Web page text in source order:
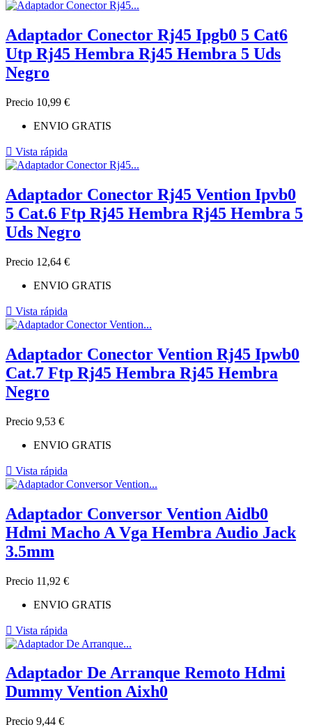
Adaptador Conector Rj45 Ipgb0 5 Cat6
Utp Rj45 Hembra Rj45 Hembra 5 Uds
Negro
Precio 10,99 €
ENVIO GRATIS
 Vista rápida
Adaptador Conector Rj45 Vention Ipvb0
5 Cat.6 Ftp Rj45 Hembra Rj45 Hembra 5
Uds Negro
Precio 12,64 €
ENVIO GRATIS
 Vista rápida
Adaptador Conector Vention Rj45 Ipwb0
Cat.7 Ftp Rj45 Hembra Rj45 Hembra
Negro
Precio 9,53 €
ENVIO GRATIS
 Vista rápida
Adaptador Conversor Vention Aidb0
Hdmi Macho A Vga Hembra Audio Jack
3.5mm
Precio 11,92 €
ENVIO GRATIS
 Vista rápida
Adaptador De Arranque Remoto Hdmi
Dummy Vention Aixh0
Precio 9,44 €